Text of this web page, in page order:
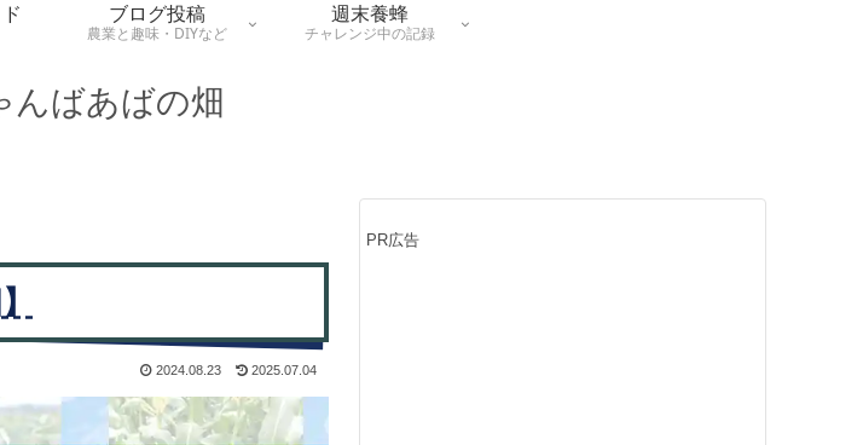
んばあばの畑
ブログ投稿
農業と趣味・DIYなど
週末養蜂
チャレンジ中の記録
2024.08.23 2025.07.04
PR広告